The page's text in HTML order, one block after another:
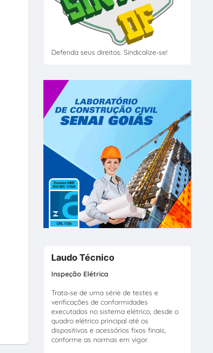
Defenda seus direitos. Sindicalize-se!
Laudo Técnico
Inspeção Elétrica
Trata-se de uma série de testes e
verificações de conformidades
executados no sistema elétrico, desde o
quadro elétrico principal até os
dispositivos e acessórios fixos finais,
conforme as normas em vigor.